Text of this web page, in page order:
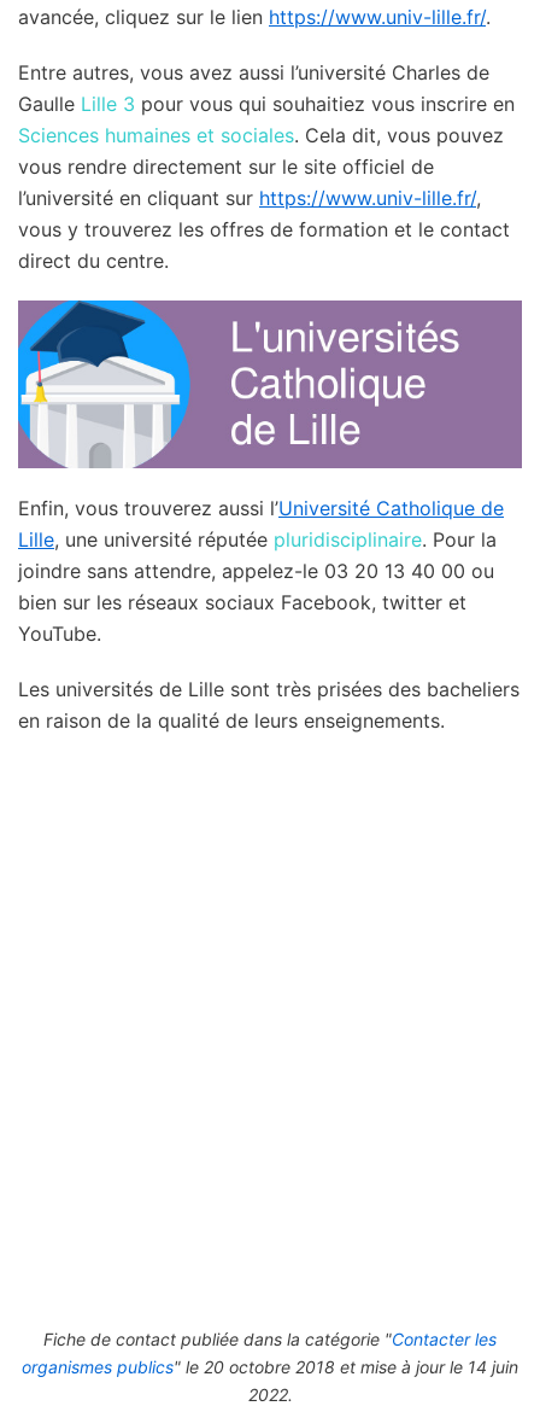
avancée, cliquez sur le lien https://www.univ-lille.fr/.
Entre autres, vous avez aussi l’université Charles de
Gaulle Lille 3 pour vous qui souhaitiez vous inscrire en
Sciences humaines et sociales. Cela dit, vous pouvez
vous rendre directement sur le site officiel de
l’université en cliquant sur https://www.univ-lille.fr/,
vous y trouverez les offres de formation et le contact
direct du centre.
Enfin, vous trouverez aussi l’Université Catholique de
Lille, une université réputée pluridisciplinaire. Pour la
joindre sans attendre, appelez-le 03 20 13 40 00 ou
bien sur les réseaux sociaux Facebook, twitter et
YouTube.
Les universités de Lille sont très prisées des bacheliers
en raison de la qualité de leurs enseignements.
Fiche de contact publiée dans la catégorie "Contacter les
organismes publics" le 20 octobre 2018 et mise à jour le 14 juin
2022.